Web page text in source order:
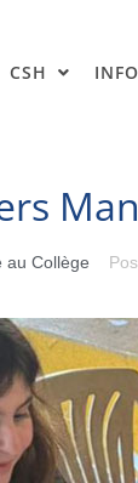
CSH
au Collège